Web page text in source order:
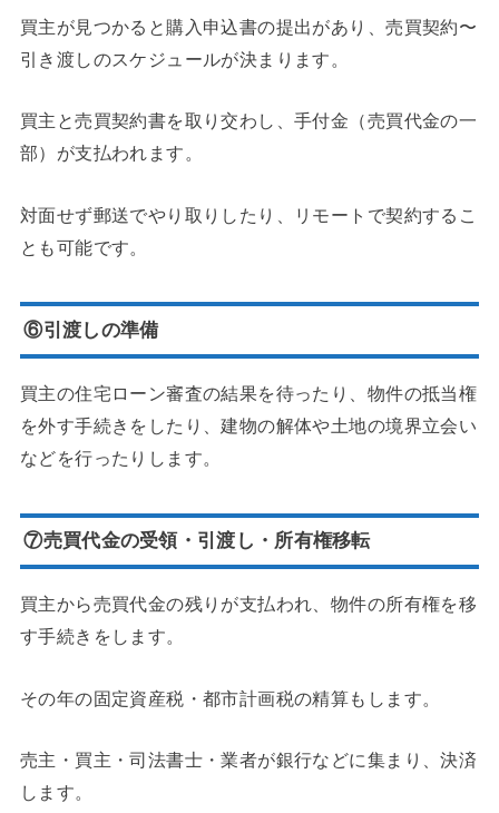
買主が見つかると購入申込書の提出があり、売買契約〜
引き渡しのスケジュールが決まります。
買主と売買契約書を取り交わし、手付金（売買代金の一
部）が支払われます。
対面せず郵送でやり取りしたり、リモートで契約するこ
とも可能です。
⑥引渡しの準備
買主の住宅ローン審査の結果を待ったり、物件の抵当権
を外す手続きをしたり、建物の解体や土地の境界立会い
などを行ったりします。
⑦売買代金の受領・引渡し・所有権移転
買主から売買代金の残りが支払われ、物件の所有権を移
す手続きをします。
その年の固定資産税・都市計画税の精算もします。
売主・買主・司法書士・業者が銀行などに集まり、決済
します。